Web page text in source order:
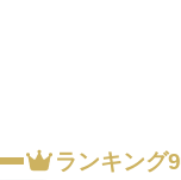
ランキング9